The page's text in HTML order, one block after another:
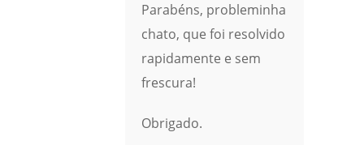
Parabéns, probleminha
chato, que foi resolvido
rapidamente e sem
frescura!
Obrigado.